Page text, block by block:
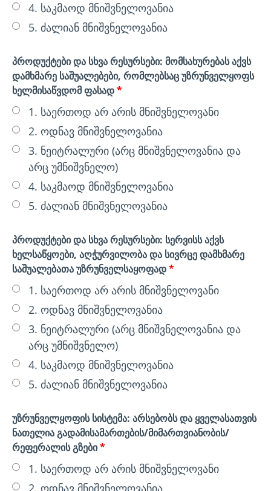
4. საკმაოდ მნიშვნელოვანია
5. ძალიან მნიშვნელოვანია
პროდუქტები და სხვა რესურსები: მომსახურებას აქვს
დამხმარე საშუალებები, რომლებსაც უზრუნველყოფს
ხელმისაწვდომ ფასად*
1. საერთოდ არ არის მნიშვნელოვანი
2. ოდნავ მნიშვნელოვანია
3. ნეიტრალური (არც მნიშვნელოვანია და
არც უმნიშვნელო)
4. საკმაოდ მნიშვნელოვანია
5. ძალიან მნიშვნელოვანია
პროდუქტები და სხვა რესურსები: სერვისს აქვს
ხელსაწყოები, აღჭურვილობა და სივრცე დამხმარე
საშუალებათა უზრუნველსაყოფად*
1. საერთოდ არ არის მნიშვნელოვანი
2. ოდნავ მნიშვნელოვანია
3. ნეიტრალური (არც მნიშვნელოვანია და
არც უმნიშვნელო)
4. საკმაოდ მნიშვნელოვანია
5. ძალიან მნიშვნელოვანია
უზრუნველყოფის სისტემა: არსებობს და ყველასათვის
ნათელია გადამისამართების/მიმართვიანობის/
რეფერალის გზები*
1. საერთოდ არ არის მნიშვნელოვანი
2. ოდნავ მნიშვნელოვანია